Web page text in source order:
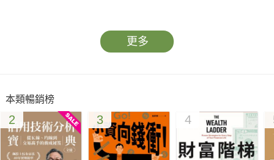
家，讓大家生活充滿焦慮。本書透過60篇短文，建立簡單實用的
觀念，分享與投資理財相關的啟發，讓投資朋友不必再被理財專
一法明，萬法通，當能掌握真正正確的投資觀念後，就不會苦於
追逐數字，投資才會是一種正向的活動。最後，再以一個買賣
「台灣50」(0050)的實際案例，分享簡單投資的技巧。可說是心
法與實務操作兼備。
更多
本類暢銷榜
2 3 4